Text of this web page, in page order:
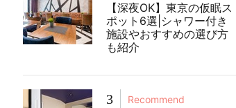
【深夜OK】東京の仮眠ス
ポット6選|シャワー付き
施設やおすすめの選び方
も紹介
3 Recommend